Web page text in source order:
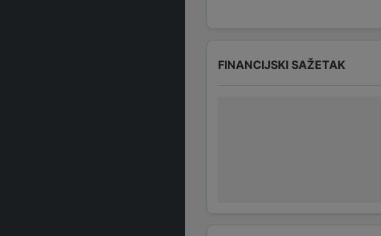
FINANCIJSKI SAŽETAK